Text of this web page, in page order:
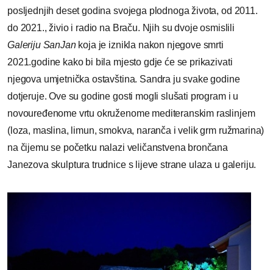
posljednjih deset godina svojega plodnoga života, od 2011.
do 2021., živio i radio na Braču. Njih su dvoje osmislili
Galeriju SanJankoja je iznikla nakon njegove smrti
2021.godine kako bi bila mjesto gdje će se prikazivati
njegova umjetnička ostavština. Sandra ju svake godine
dotjeruje. Ove su godine gosti mogli slušati program i u
novouređenome vrtu okruženome mediteranskim raslinjem
(loza, maslina, limun, smokva, naranča i velik grm ružmarina)
na čijemu se početku nalazi veličanstvena brončana
Janezova skulptura trudnice s lijeve strane ulaza u galeriju.